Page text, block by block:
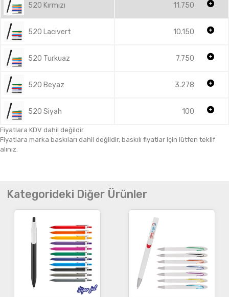
520 Kırmızı 11.750
520 Lacivert 10.150
520 Turkuaz 7.750
520 Beyaz 3.278
520 Siyah 100
Fiyatlara KDV dahil değildir.
Fiyatlara marka baskıları dahil değildir, baskılı fiyatlar için lütfen teklif
alınız.
Kategorideki Diğer Ürünler